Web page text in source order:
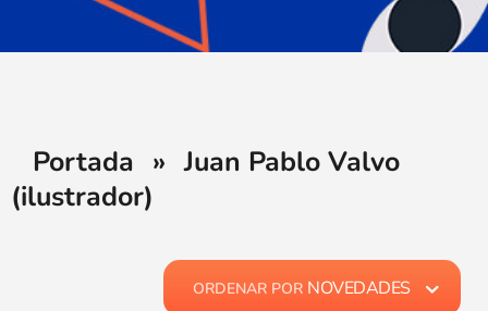
Portada » Juan Pablo Valvo
(ilustrador)
ORDENAR POR NOVEDADES